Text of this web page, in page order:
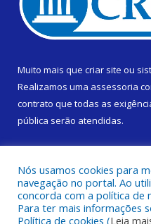
Muito mais que criar site ou
Realizamos uma assessoria
contrato que todas as
pública serão atendidas.
Nós usamos cookies para
navegação no portal. Ao
concorda com a política de
Para ter mais informações
Política de cookies (Leia